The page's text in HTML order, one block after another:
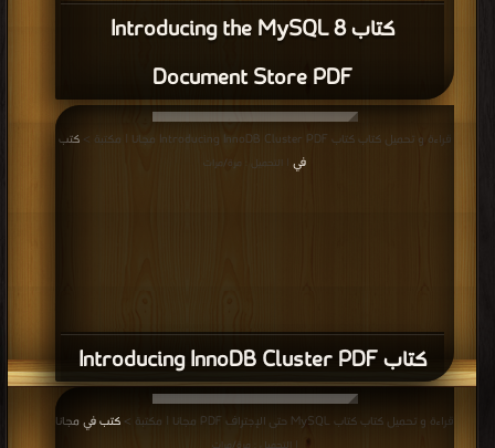
كتاب Introducing the MySQL 8
Document Store PDF
كتاب Introducing InnoDB Cluster PDF
قراءة و تحميل كتاب كتاب Introducing InnoDB Cluster PDF مجانا | مكتبة >
كتب
في
| التحميل : مرة/مرات
قراءة و تحميل كتاب كتاب MySQL حتى الإجتراف PDF مجانا | مكتبة > كتب في مجانا